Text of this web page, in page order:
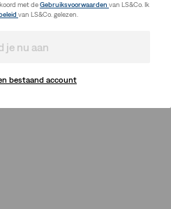
met deGebruiksvoorwaarden van LS&Co. Ik
van LS&Co. gelezen.
je nu aan
bestaand account